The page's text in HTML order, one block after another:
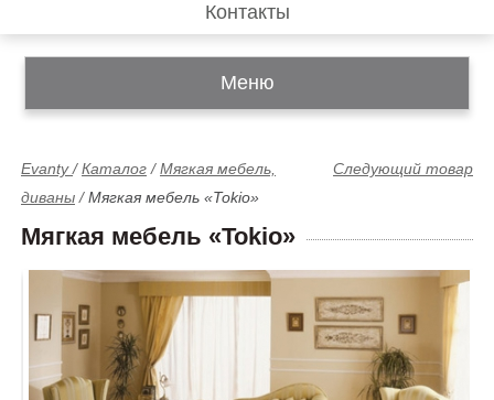
Контакты
Меню
Следующий товар
Evanty/Каталог /Мягкая мебель,
диваны /Мягкая мебель «Tokio»
Мягкая мебель «Tokio»